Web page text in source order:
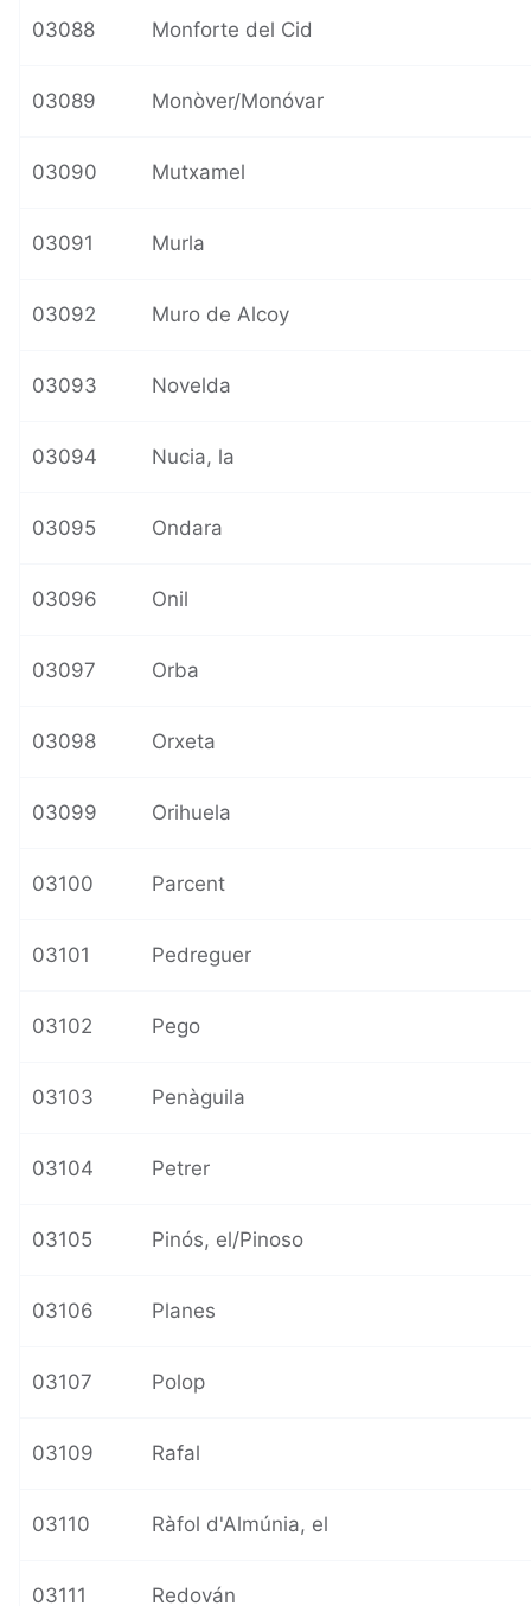
03088 Monforte del Cid
03089 Monòver/Monóvar
03090 Mutxamel
03091 Murla
03092 Muro de Alcoy
03093 Novelda
03094 Nucia, la
03095 Ondara
03096 Onil
03097 Orba
03098 Orxeta
03099 Orihuela
03100 Parcent
03101 Pedreguer
03102 Pego
03103 Penàguila
03104 Petrer
03105 Pinós, el/Pinoso
03106 Planes
03107 Polop
03109 Rafal
03110 Ràfol d'Almúnia, el
03111 Redován